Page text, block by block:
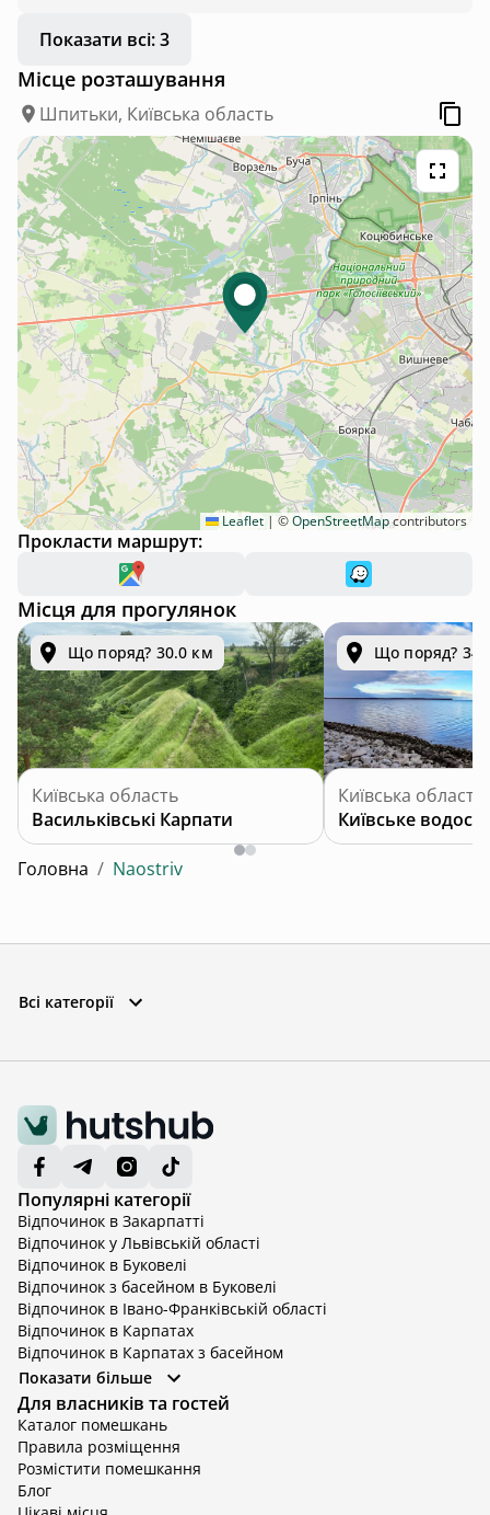
Показати всі: 3
Місце розташування
Шпитьки, Київська область
Leaflet | ©OpenStreetMapcontributors
Прокласти маршрут:
Місця для прогулянок
Що поряд? 30.0 км
Київська область
Васильківські Карпати
Що поряд?
Київська область
Київське
Головна / Naostriv
Всі категорії
Популярні категорії
Відпочинок в Закарпатті
Відпочинок у Львівській області
Відпочинок в Буковелі
Відпочинок з басейном в Буковелі
Відпочинок в Івано-Франківській області
Відпочинок в Карпатах
Відпочинок в Карпатах з басейном
Відпочинок в Київській області
Відпочинок в Київській області з басейном
Відпочинок в Тернопільській області
Відпочинок у Вінницькій області
Відпочинок в Яремче
Відпочинок у Львівській області з басейном
Відпочинок з басейном в Тернопільській області
Показати більше
Для власників та гостей
Каталог помешкань
Правила розміщення
Розмістити помешкання
Блог